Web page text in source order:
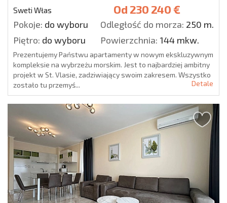
Sweti Włas Od 230 240 €
Pokoje: do wyboru Odległość do morza: 250 m.
Piętro: do wyboru Powierzchnia: 144 mkw.
Prezentujemy Państwu apartamenty w nowym ekskluzywnym
kompleksie na wybrzeżu morskim. Jest to najbardziej ambitny
projekt w St. Vlasie, zadziwiający swoim zakresem. Wszystko
zostało tu przemyś...
Detale